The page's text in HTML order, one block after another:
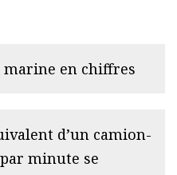
en chiffres
d’un camion-
minute se